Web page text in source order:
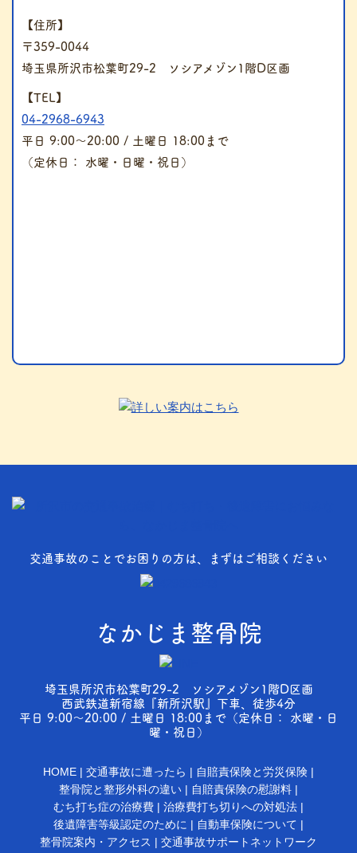
【住所】
〒359-0044
埼玉県所沢市松葉町29-2 ソシアメゾン1階D区画
【TEL】
04-2968-6943
平日 9:00～20:00 / 土曜日 18:00まで
（定休日： 水曜・日曜・祝日）
交通事故のことでお困りの方は、まずはご相談ください
なかじま整骨院
埼玉県所沢市松葉町29-2 ソシアメゾン1階D区画
西武鉄道新宿線『新所沢駅』下車、徒歩4分
平日 9:00～20:00 / 土曜日 18:00まで（定休日： 水曜・日
曜・祝日）
HOME 交通事故に遭ったら
自賠責保険と労災保険
整骨院と整形外科の違い
自賠責保険の慰謝料
むち打ち症の治療費
治療費打ち切りへの対処法
後遺障害等級認定のために
自動車保険について
整骨院案内・アクセス
交通事故サポートネットワーク